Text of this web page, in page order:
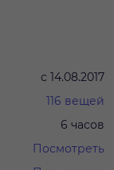
с 14.08.2017
116 вещей
6 часов
Посмотреть